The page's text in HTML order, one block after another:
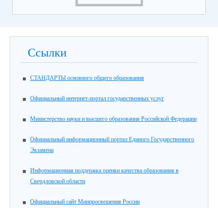
Ссылки
СТАНДАРТЫ основного общего образования
Официальный интернет-портал государственных услуг
Министерство науки и высшего образования Российской Федерации
Официальный информационный портал Единого Государственного
Экзамена
Информационная поддержка оценки качества образования в
Свердловской области
Официальный сайт Минпросвещения России